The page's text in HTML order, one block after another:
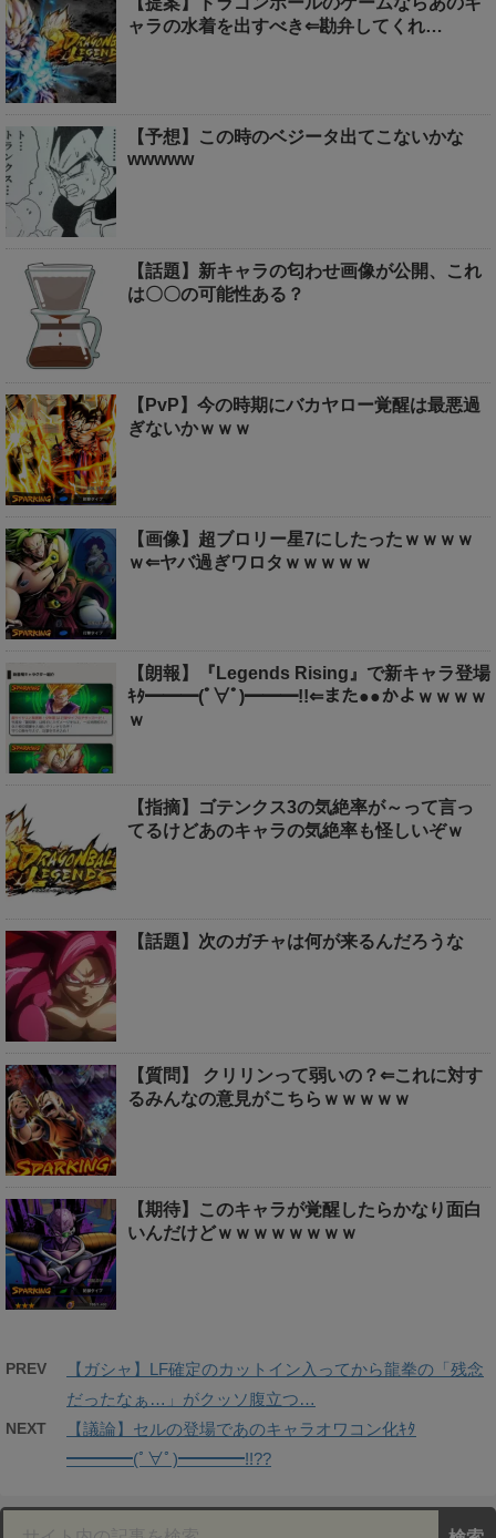
ャラの水着を出すべき⇐勘弁してくれ…
【予想】この時のベジータ出てこないかな
wwwww
【話題】新キャラの匂わせ画像が公開、これ
は〇〇の可能性ある？
【PvP】今の時期にバカヤロー覚醒は最悪過
ぎないかｗｗｗ
【画像】超ブロリー星7にしたったｗｗｗｗ
ｗ⇐ヤバ過ぎワロタｗｗｗｗｗ
【朗報】『Legends Rising』で新キャラ登場
ｷﾀ━━━(ﾟ∀ﾟ)━━━!!⇐また●●かよｗｗｗｗ
ｗ
【指摘】ゴテンクス3の気絶率が～って言っ
てるけどあのキャラの気絶率も怪しいぞｗ
【話題】次のガチャは何が来るんだろうな
【質問】 クリリンって弱いの？⇐これに対す
るみんなの意見がこちらｗｗｗｗｗ
【期待】このキャラが覚醒したらかなり面白
いんだけどｗｗｗｗｗｗｗｗ
PREV
【ガシャ】LF確定のカットイン入ってから龍拳の「残念
だったなぁ…」がクッソ腹立つ…
NEXT
【議論】セルの登場であのキャラオワコン化ｷﾀ
━━━━(ﾟ∀ﾟ)━━━━!!??